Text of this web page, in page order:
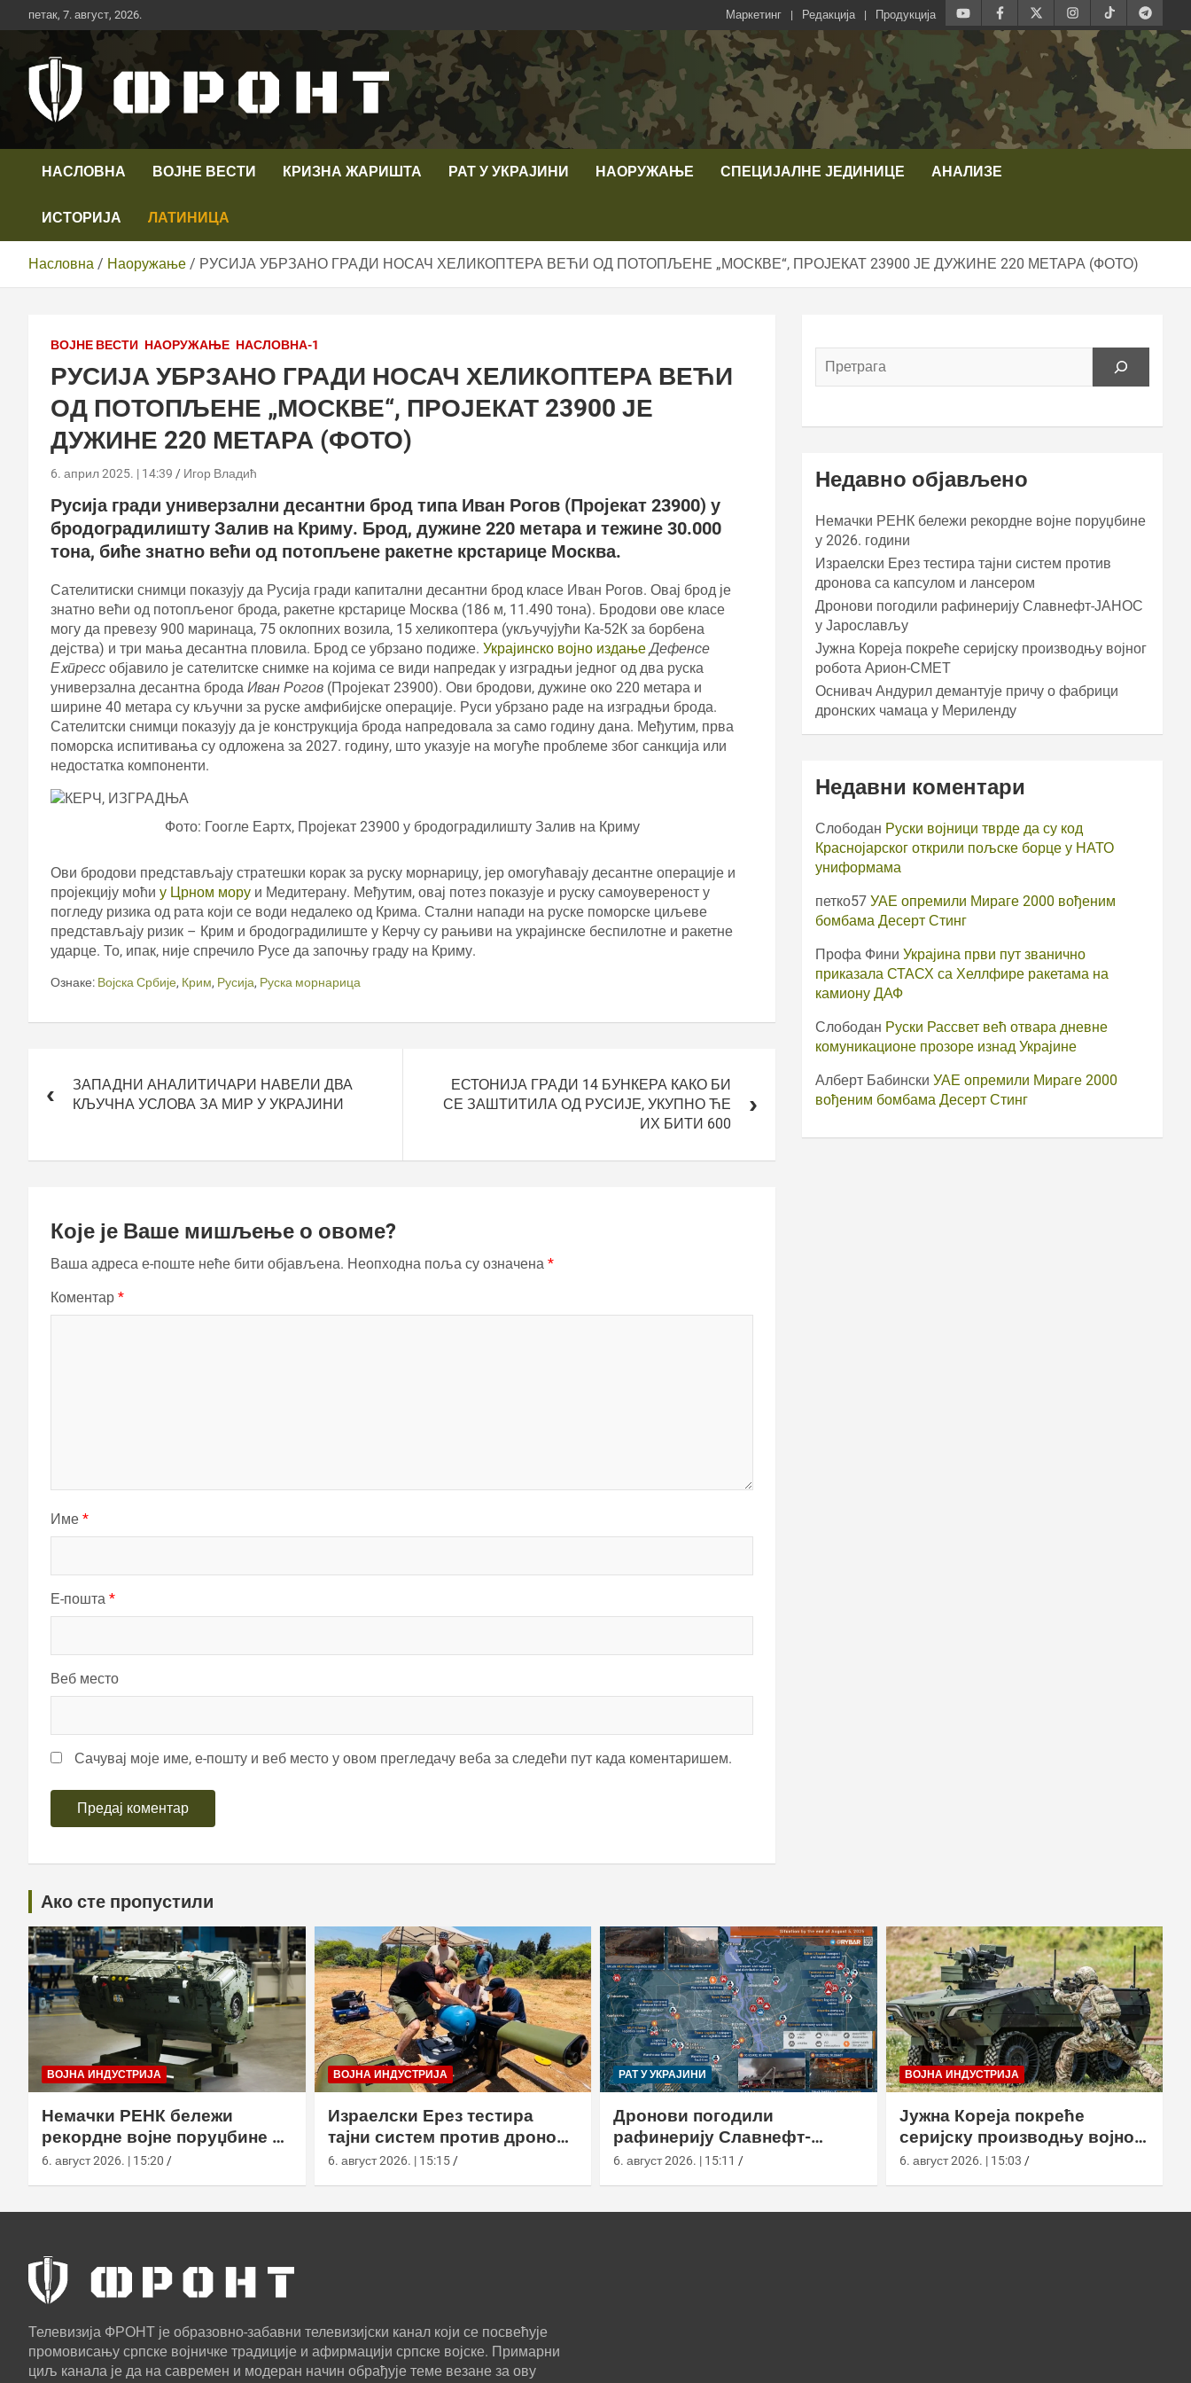
Скип
то
петак, 7. август, 2026. Маркетинг Редакција Продукција
Телевизија ФРОНТ
НАСЛОВНА ВОЈНЕ ВЕСТИ КРИЗНА ЖАРИШТА РАТ У УКРАЈИНИ НАОРУЖАЊЕ СПЕЦИЈАЛНЕ ЈЕДИНИЦЕ АНАЛИЗЕ
ИСТОРИЈА ЛАТИНИЦА
Насловна Наоружање РУСИЈА УБРЗАНО ГРАДИ НОСАЧ ХЕЛИКОПТЕРА ВЕЋИ ОД ПОТОПЉЕНЕ „МОСКВЕ“, ПРОЈЕКАТ 23900 ЈЕ ДУЖИНЕ 220 МЕТАРА (ФОТО)
ВОЈНЕ ВЕСТИ НАОРУЖАЊЕ НАСЛОВНА-1
РУСИЈА УБРЗАНО ГРАДИ НОСАЧ ХЕЛИКОПТЕРА ВЕЋИ
ОД ПОТОПЉЕНЕ „МОСКВЕ“, ПРОЈЕКАТ 23900 ЈЕ
ДУЖИНЕ 220 МЕТАРА (ФОТО)
6. април 2025. | 14:39 Игор Владић
Русија гради универзални десантни брод типа Иван Рогов (Пројекат 23900) у
бродоградилишту Залив на Криму. Брод, дужине 220 метара и тежине 30.000
тона, биће знатно већи од потопљене ракетне крстарице Москва.
Сателитиски снимци показују да Русија гради капитални десантни брод класе Иван Рогов. Овај брод је
знатно већи од потопљеног брода, ракетне крстарице Москва (186 м, 11.490 тона). Бродови ове класе
могу да превезу 900 маринаца, 75 оклопних возила, 15 хеликоптера (укључујући Ка-52К за борбена
дејства) и три мања десантна пловила. Брод се убрзано подиже. Украјинско војно издање Дефенсе
Еxпресс објавило је сателитске снимке на којима се види напредак у изградњи једног од два руска
универзална десантна брода Иван Рогов (Пројекат 23900). Ови бродови, дужине око 220 метара и
ширине 40 метара су кључни за руске амфибијске операције. Руси убрзано раде на изградњи брода.
Сателитски снимци показују да је конструкција брода напредовала за само годину дана. Међутим, прва
поморска испитивања су одложена за 2027. годину, што указује на могуће проблеме због санкција или
недостатка компоненти.
Фото: Гоогле Еартх, Пројекат 23900 у бродоградилишту Залив на Криму
Ови бродови представљају стратешки корак за руску морнарицу, јер омогућавају десантне операције и
пројекцију моћи у Црном мору и Медитерану. Међутим, овај потез показује и руску самоувереност у
погледу ризика од рата који се води недалеко од Крима. Стални напади на руске поморске циљеве
представљају ризик – Крим и бродоградилиште у Керчу су рањиви на украјинске беспилотне и ракетне
ударце. То, ипак, није спречило Русе да започњу граду на Криму.
Ознаке: Војска Србије, Крим, Русија, Руска морнарица
чланкаЗАПАДНИ АНАЛИТИЧАРИ НАВЕЛИ ДВА
КЉУЧНА УСЛОВА ЗА МИР У УКРАЈИНИ
ЕСТОНИЈА ГРАДИ 14 БУНКЕРА КАКО БИ
СЕ ЗАШТИТИЛА ОД РУСИЈЕ, УКУПНО ЋЕ
ИХ БИТИ 600
Које је Ваше мишљење о овоме?
Ваша адреса е-поште неће бити објављена. Неопходна поља су означена *
Коментар *
Име *
Е-пошта *
Веб место
Сачувај моје име, е-пошту и веб место у овом прегледачу веба за следећи пут када коментаришем.
Недавно објављено
Немачки РЕНК бележи рекордне војне поруџбине
у 2026. години
Израелски Ерез тестира тајни систем против
дронова са капсулом и лансером
Дронови погодили рафинерију Славнефт-ЈАНОС
у Јарослављу
Јужна Кореја покреће серијску производњу војног
робота Арион-СМЕТ
Оснивач Андурил демантује причу о фабрици
дронских чамаца у Мериленду
Недавни коментари
Слободан Руски војници тврде да су код
Краснојарског открили пољске борце у НАТО
униформама
петко57 УАЕ опремили Мираге 2000 вођеним
бомбама Десерт Стинг
Профа Фини Украјина први пут званично
приказала СТАСХ са Хеллфире ракетама на
камиону ДАФ
Слободан Руски Рассвет већ отвара дневне
комуникационе прозоре изнад Украјине
Алберт Бабински УАЕ опремили Мираге 2000
вођеним бомбама Десерт Стинг
Ако сте пропустили
ВОЈНА ИНДУСТРИЈА
Немачки РЕНК бележи
рекордне војне поруџбине у
2026. години
6. август 2026. | 15:20
ВОЈНА ИНДУСТРИЈА
Израелски Ерез тестира
тајни систем против дронова
са капсулом и лансером
6. август 2026. | 15:15
РАТ У УКРАЈИНИ
Дронови погодили
рафинерију Славнефт-
ЈАНОС у Јарослављу
6. август 2026. | 15:11
ВОЈНА ИНДУСТРИЈА
Јужна Кореја покреће
серијску производњу војног
робота Арион-СМЕТ
6. август 2026. | 15:03
Телевизија ФРОНТ је образовно-забавни телевизијски канал који се посвећује
промовисању српске војничке традиције и афирмацији српске војске. Примарни
циљ канала је да на савремен и модеран начин обрађује теме везане за ову